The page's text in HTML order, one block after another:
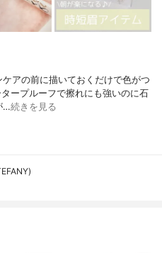
アの前に描いておくだけで色がつ
ープルーフで擦れにも強いのに石
…続きを見る